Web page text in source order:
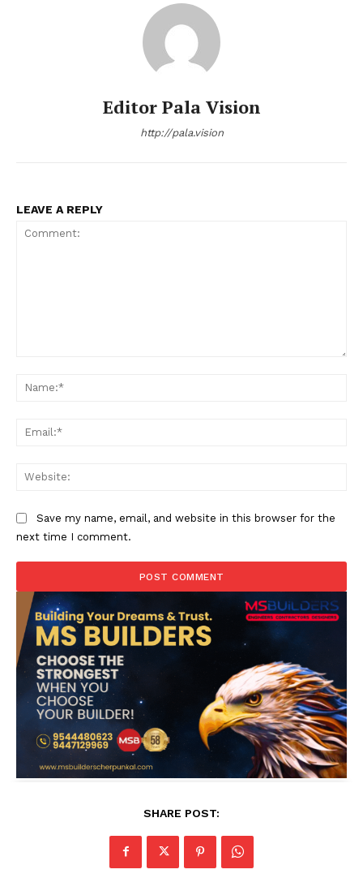
Editor Pala Vision
http://pala.vision
LEAVE A REPLY
Save my name, email, and website in this browser for the
next time I comment.
SHARE POST: